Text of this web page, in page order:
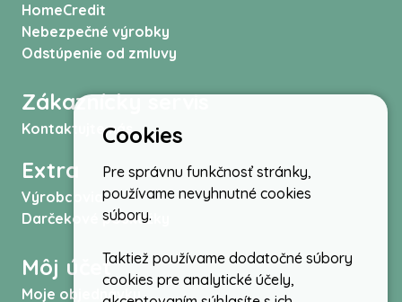
HomeCredit
Nebezpečné výrobky
Odstúpenie od zmluvy
Zákaznícky servis
Kontaktujte nás
Extra
Výrobcovia
Darčekové poukážky
Môj účet
Moje objednávky
Cookies
Pre správnu funkčnosť stránky,
používame nevyhnutné cookies
súbory.
Taktiež používame dodatočné súbory
cookies pre analytické účely,